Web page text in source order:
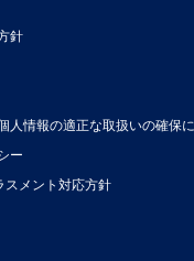
針
人情報の適正な取扱いの確保
ー
スメント対応方針